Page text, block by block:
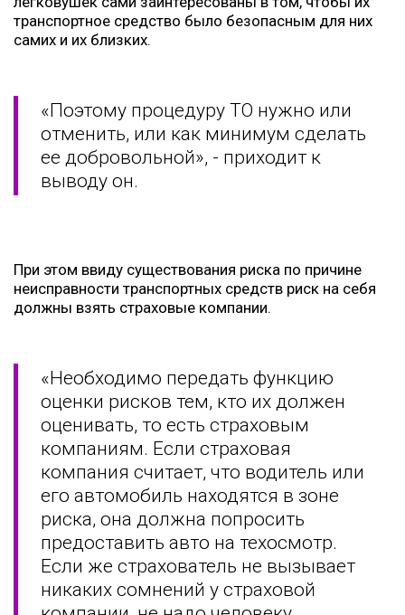
транспортное средство было безопасным для них
самих и их близких.
«Поэтому процедуру ТО нужно или
отменить, или как минимум сделать
ее добровольной», - приходит к
выводу он.
При этом ввиду существования риска по причине
неисправности транспортных средств риск на себя
должны взять страховые компании.
«Необходимо передать функцию
оценки рисков тем, кто их должен
оценивать, то есть страховым
компаниям. Если страховая
компания считает, что водитель или
его автомобиль находятся в зоне
риска, она должна попросить
предоставить авто на техосмотр.
Если же страхователь не вызывает
никаких сомнений у страховой